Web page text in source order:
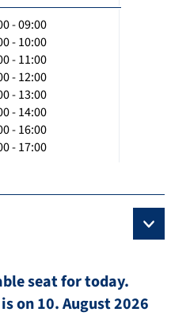
- 09:00
- 10:00
- 11:00
- 12:00
- 13:00
- 14:00
- 16:00
- 17:00
seat for today.
on 10. August 2026